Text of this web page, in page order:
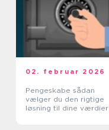
02. februar 2026
Pengeskabe sådan
vælger du den rigtige
løsning til dine værdier